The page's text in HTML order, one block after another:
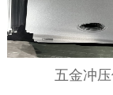
五金冲